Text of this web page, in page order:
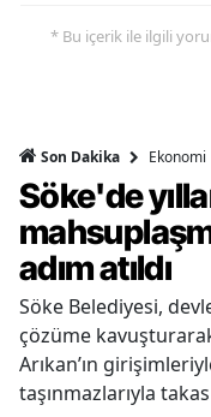
* Bu içerik ile ilgili
Son Dakika Ekonomi
Söke'de
adım atıldı
Söke Belediyesi,
çözüme
Arıkan’ın
taşınmazlarıyla